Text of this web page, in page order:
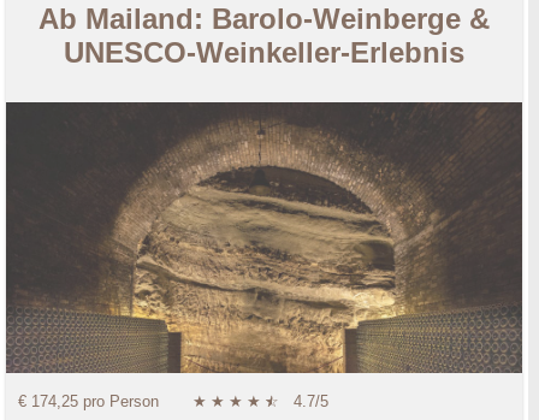
Ab Mailand: Barolo-Weinberge &
UNESCO-Weinkeller-Erlebnis
€ 174,25 pro Person ★ ★ ★ ★ ★
☆ 4.7/5